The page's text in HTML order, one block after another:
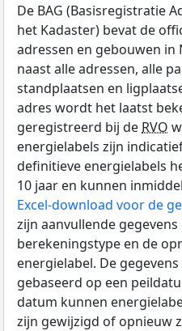
De BAG (Basisregistratie
het Kadaster) bevat de
adressen en gebouwen in
naast alle adressen, alle
standplaatsen en
adres wordt het laatst
geregistreerd bij de RVO
energielabels zijn
definitieve energielabels
10 jaar en kunnen
Excel-download voor de
zijn aanvullende
berekeningstype en de
energielabel. De
gebaseerd op een
datum kunnen
zijn gewijzigd of opnieuw